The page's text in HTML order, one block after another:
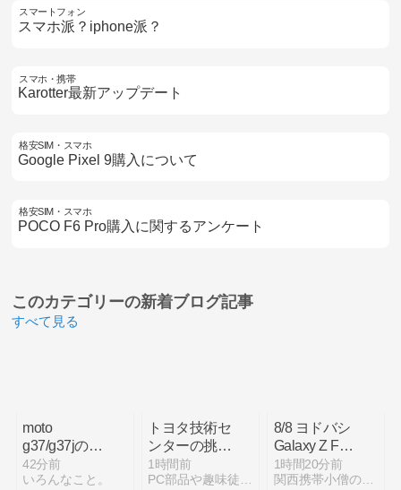
スマートフォン
スマホ派？iphone派？
スマホ・携帯
Karotter最新アップデート
格安SIM・スマホ
Google Pixel 9購入について
格安SIM・スマホ
POCO F6 Pro購入に関するアンケート
このカテゴリーの新着ブログ記事
すべて見る
moto
g37/g37jのお
すすめカラー
は？全4色を
42分前
いろんなこと。
トヨタ技術セ
ンターの挑戦
｜次世代車開
発を支える電
1時間前
8/8 ヨドバシ
Galaxy Z Fold
8・ Z Fold8
Ultra・Z Flip8
1時間20分前
関西携帯小僧のスマホMNP機種変更情報！